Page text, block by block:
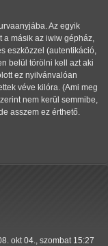
Az egyik
másik az iwiw gépház,
eszközzel (autentikáció,
belül törölni kell azt aki
ez nyilvánvalóan
véve kilóra. (Ami meg
nem kerül semmibe,
asszem ez érthető.
okt 04., szombat 15:27